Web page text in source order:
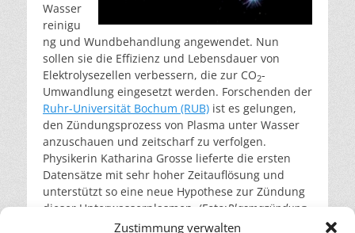
Zustimmung verwalten
Wasser
reinigu
ng und Wundbehandlung angewendet. Nun
sollen sie die Effizienz und Lebensdauer von
Elektrolysezellen verbessern, die zur CO2-
Umwandlung eingesetzt werden. Forschenden der
Ruhr-Universität Bochum (RUB) ist es gelungen,
den Zündungsprozess von Plasma unter Wasser
anzuschauen und zeitscharf zu verfolgen.
Physikerin Katharina Grosse lieferte die ersten
Datensätze mit sehr hoher Zeitauflösung und
unterstützt so eine neue Hypothese zur Zündung
dieser Unterwasserplasmen. (Foto:Plasmazündung
unter Wasser – mehrere Plasmaentladungen durch